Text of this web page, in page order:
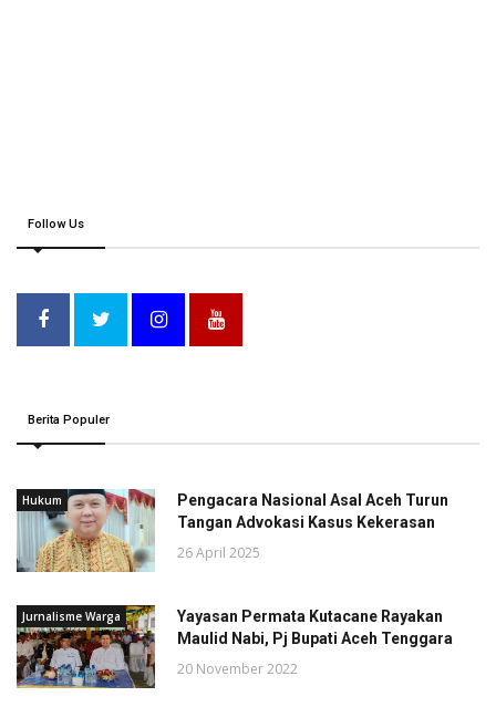
Follow Us
Berita Populer
Hukum
Pengacara Nasional Asal Aceh Turun
Tangan Advokasi Kasus Kekerasan
26 April 2025
Jurnalisme Warga
Yayasan Permata Kutacane Rayakan
Maulid Nabi, Pj Bupati Aceh Tenggara
20 November 2022